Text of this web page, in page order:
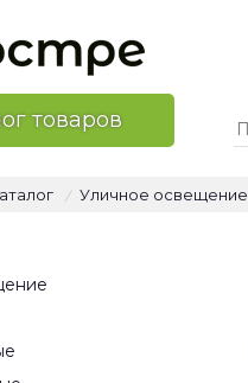
товаров
/ Уличное освещение